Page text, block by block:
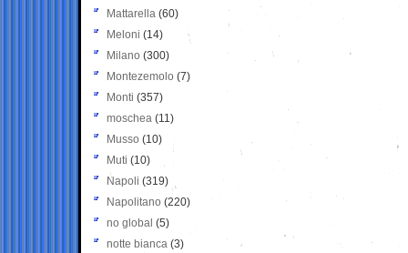
Mattarella (60)
Meloni (14)
Milano (300)
Montezemolo (7)
Monti (357)
moschea (11)
Musso (10)
Muti (10)
Napoli (319)
Napolitano (220)
no global (5)
notte bianca (3)